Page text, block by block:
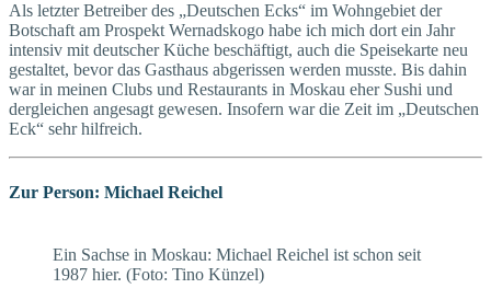
Als letzter Betreiber des „Deutschen Ecks“ im Wohngebiet der
Botschaft am Prospekt Wernadskogo habe ich mich dort ein Jahr
intensiv mit deutscher Küche beschäftigt, auch die Speisekarte neu
gestaltet, bevor das Gasthaus abgerissen werden musste. Bis dahin
war in meinen Clubs und Restaurants in Moskau eher Sushi und
dergleichen angesagt gewesen. Insofern war die Zeit im „Deutschen
Eck“ sehr hilfreich.
Zur Person: Michael Reichel
Ein Sachse in Moskau: Michael Reichel ist schon seit
1987 hier. (Foto: Tino Künzel)